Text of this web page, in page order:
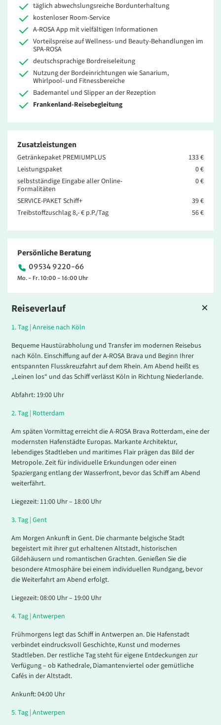
Reiseverlauf
1.Tag | Anreise nach Köln
Bequeme Haustürabholung und Transfer im modernen Reisebus
nach Köln. Einschiffung auf der A-ROSA Brava und Beginn Ihrer
entspannten Flusskreuzfahrt auf dem Rhein. Am Abend heißt es
„Leinen los“ und das Schiff verlässt Köln in Richtung Niederlande.
Abfahrt: 19:00 Uhr
2.Tag | Rotterdam
Am späten Vormittag erreicht die A-ROSA Brava Rotterdam, eine der
modernsten Hafenstädte Europas. Markante Architektur,
lebendiges Stadtleben und maritimes Flair prägen das Bild der
Metropole. Zeit für individuelle Erkundungen oder einen
Spaziergang entlang der Wasserfront, bevor das Schiff am Abend
weiterfährt.
Liegezeit: 11:00 Uhr – 18:00 Uhr
3.Tag | Gent
Am Morgen Ankunft in Gent. Die charmante belgische Stadt
begeistert mit ihrer gut erhaltenen Altstadt, historischen
Gildehäusern und romantischen Grachten. Genießen Sie die
besondere Atmosphäre bei einem individuellen Rundgang, bevor
die Weiterfahrt am Abend erfolgt.
Liegezeit: 08:00 Uhr – 19:00 Uhr
4.Tag | Antwerpen
Frühmorgens legt das Schiff in Antwerpen an. Die Hafenstadt
verbindet eindrucksvoll Geschichte, Kunst und modernes
Stadtleben. Der restliche Tag steht für eigene Entdeckungen zur
Verfügung – ob Kathedrale, Diamantenviertel oder gemütliche
Cafés in der Altstadt.
Ankunft: 04:00 Uhr
5.Tag | Antwerpen
täglich abwechslungsreiche Bordunterhaltung
kostenloser Room-Service
A-ROSA App mit vielfältigen Informationen
Vorteilspreise auf Wellness- und Beauty-Behandlungen im
SPA-ROSA
deutschsprachige Bordreiseleitung
Nutzung der Bordeinrichtungen wie Sanarium,
Whirlpool- und Fitnessbereiche
Bademantel und Slipper an der Rezeption
Frankenland-Reisebegleitung
Zusatzleistungen
Getränkepaket PREMIUMPLUS
133 €
Leistungspaket
0 €
selbstständige Eingabe aller Online-
Formalitäten
0 €
SERVICE-PAKET Schiff+
39 €
Treibstoffzuschlag 8,- € p.P./Tag
56 €
Persönliche Beratung
09534 9220-66
Mo. - Fr. 10:00 - 16:00 Uhr